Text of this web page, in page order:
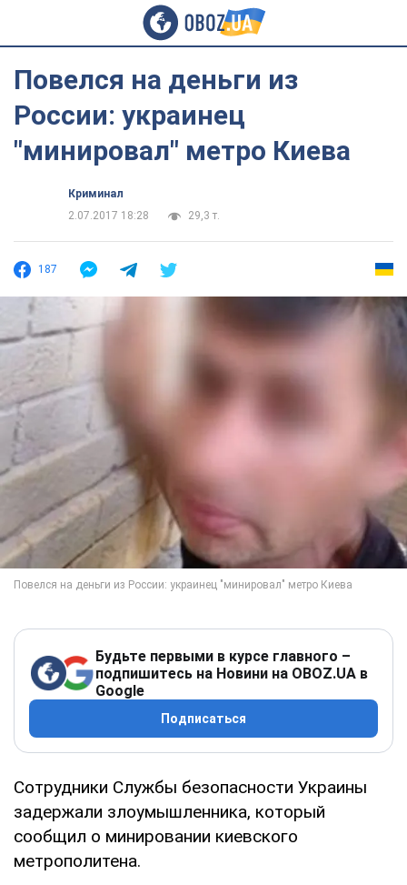
Повелся на деньги из
России: украинец
"минировал" метро Киева
Криминал
2.07.2017 18:28
29,3 т.
187
Будьте первыми в курсе главного –
подпишитесь на Новини на OBOZ.UA в
Google
Подписаться
Сотрудники Службы безопасности Украины
задержали злоумышленника, который
сообщил о минировании киевского
метрополитена.